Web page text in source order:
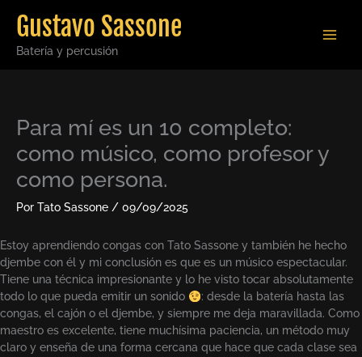
Gustavo Sassone
Batería y percusión
Para mí es un 10 completo:
como músico, como profesor y
como persona.
Por Tato Sassone / 09/09/2025
Estoy aprendiendo congas con Tato Sassone y también he hecho
djembe con él y mi conclusión es que es un músico espectacular.
Tiene una técnica impresionante y lo he visto tocar absolutamente
todo lo que pueda emitir un sonido
: desde la batería hasta las
congas, el cajón o el djembe, y siempre me deja maravillada. Como
maestro es excelente, tiene muchísima paciencia, un método muy
claro y enseña de una forma cercana que hace que cada clase sea